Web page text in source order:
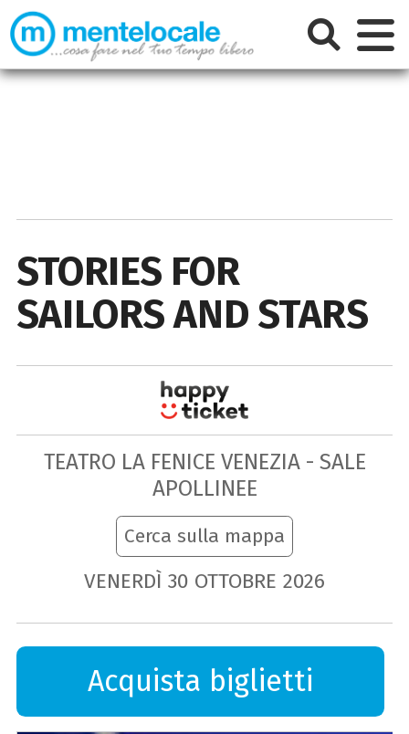
STORIES FOR
SAILORS AND STARS
TEATRO LA FENICE VENEZIA - SALE
APOLLINEE
Cerca sulla mappa
VENERDÌ 30 OTTOBRE 2026
Acquista biglietti